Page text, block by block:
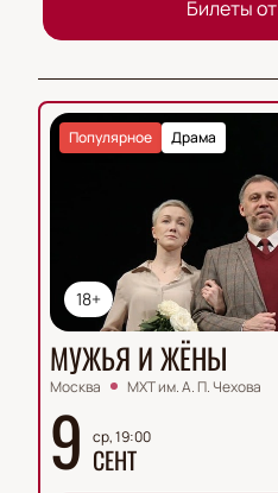
Билеты от
18+
Драма
Популярное
МУЖЬЯ И ЖЁНЫ
Москва МХТ им. А. П. Чехова
9 ср, 19:00
СЕНТ